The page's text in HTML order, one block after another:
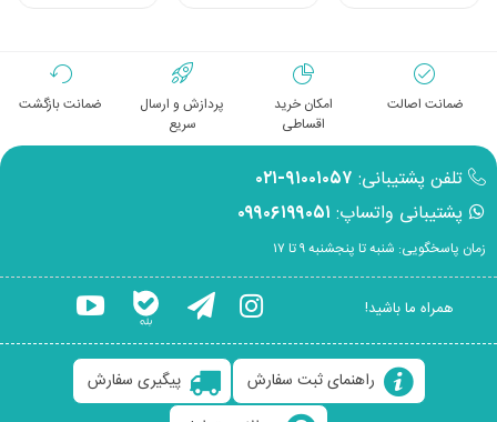
ضمانت اصالت
امکان خرید
اقساطی
پردازش و ارسال
سریع
ضمانت بازگشت
تلفن پشتیبانی: ۹۱۰۰۱۰۵۷-۰۲۱
پشتیبانی واتساپ: ۰۹۹۰۶۱۹۹۰۵۱
زمان پاسخگویی: شنبه تا پنجشنبه ۹ تا ۱۷
همراه ما باشید!
راهنمای ثبت سفارش
پیگیری سفارش